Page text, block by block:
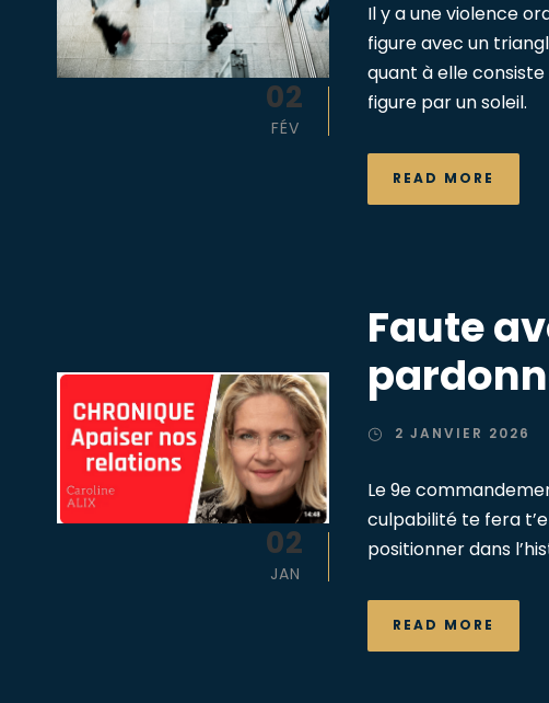
02
FÉV
Il y a une violence
figure avec un
quant à elle
figure par un soleil.
READ MORE
02
JAN
Faute
2 JANVIER 2026
Le 9e
culpabilité te fera
positionner dans
READ MORE